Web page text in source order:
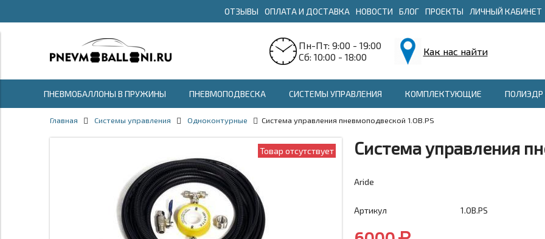
ОТЗЫВЫ ОПЛАТА И ДОСТАВКА НОВОСТИ БЛОГ ПРОЕКТЫ ЛИЧНЫЙ КАБИНЕТ
Пн-Пт: 9:00 - 19:00
Сб: 10:00 - 18:00
Как нас найти
ПНЕВМОБАЛЛОНЫ В ПРУЖИНЫ ПНЕВМОПОДВЕСКА СИСТЕМЫ УПРАВЛЕНИЯ КОМПЛЕКТУЮЩИЕ ПОЛИЭДР
Главная Системы управления Одноконтурные Система управления пневмоподвеской 1.OB.PS
Товар отсутствует Система управления
Aride
Артикул 1.OB.PS